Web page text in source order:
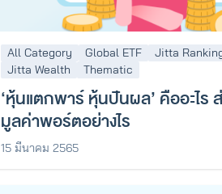
All Category Global ETF
Jitta
Jitta Wealth
Thematic
‘หุ้นแตกพาร์ หุ้นปันผล’ คืออะไร
มูลค่าพอร์ตอย่างไร
15 มีนาคม 2565